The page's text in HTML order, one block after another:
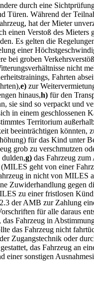
durch eine
Türen. Während der
hat der Mieter
Verstoß des Mieters
Es gelten die
einer
bei groben
nicht
Fahrten
e) zur
hinaus,h) für den
sie sind so verpackt und
in einem geschlossenen
Territorium
beeinträchtigen könnten,
für das Kind unter
grob zu verschmutzen
g) das Fahrzeug
geht von einer
in nicht von MILES
Zuwiderhandlung gegen
zu einer fristlosen
der AMB zur Zahlung
für alle daraus
Fahrzeug in
das Fahrzeug nicht
Zugangstechnik oder
das Fahrzeug an
einer sonstigen